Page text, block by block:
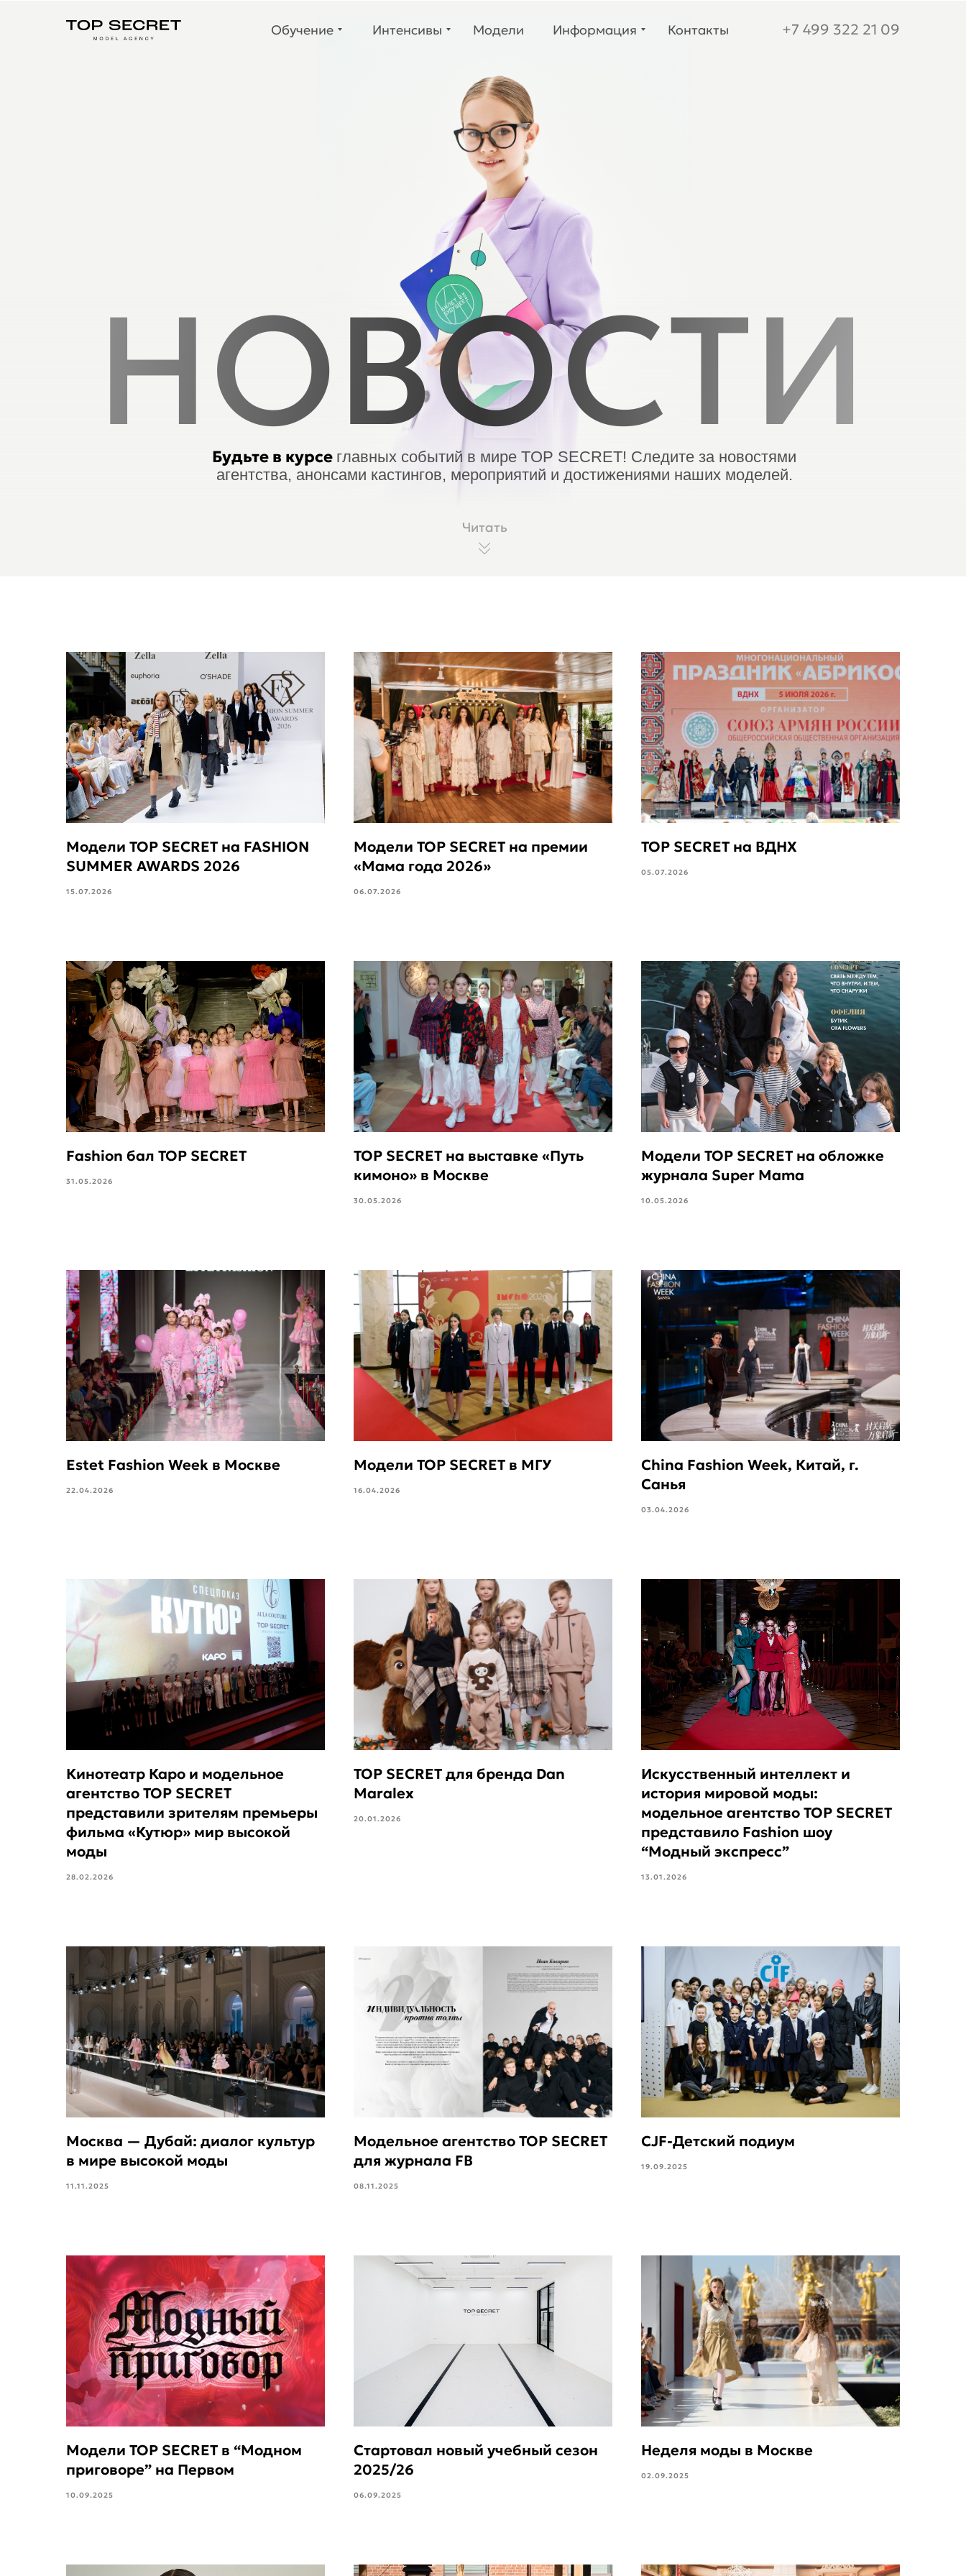
Обучение Интенсивы Информация Контакты
Модели +7 499 322 21 09
Модели Контакты
Информация
Интенсивы
Обучение +7 499 322 21 09
НОВОСТИ
Будьте в курсе главных событий в мире TOP SECRET! Следите за новостями
агентства, анонсами кастингов, мероприятий и достижениями наших моделей.
Читать
Модели TOP SECRET на FASHION
SUMMER AWARDS 2026
15.07.2026
Модели TOP SECRET на премии
«Мама года 2026»
06.07.2026
TOP SECRET на ВДНХ
05.07.2026
Fashion бал TOP SECRET
31.05.2026
TOP SECRET на выставке «Путь
кимоно» в Москве
30.05.2026
Модели TOP SECRET на обложке
журнала Super Mama
10.05.2026
Estet Fashion Week в Москве
22.04.2026
Модели TOP SECRET в МГУ
16.04.2026
China Fashion Week, Китай, г.
Санья
03.04.2026
Кинотеатр Каро и модельное
агентство TOP SECRET
представили зрителям премьеры
фильма «Кутюр» мир высокой
моды
28.02.2026
TOP SECRET для бренда Dan
Maralex
20.01.2026
Искусственный интеллект и
история мировой моды:
модельное агентство TOP SECRET
представило Fashion шоу
“Модный экспресс”
13.01.2026
Москва — Дубай: диалог культур
в мире высокой моды
11.11.2025
Модельное агентство TOP SECRET
для журнала FB
08.11.2025
CJF-Детский подиум
19.09.2025
Модели TOP SECRET в “Модном
приговоре” на Первом
10.09.2025
Стартовал новый учебный сезон
2025/26
06.09.2025
Неделя моды в Москве
02.09.2025